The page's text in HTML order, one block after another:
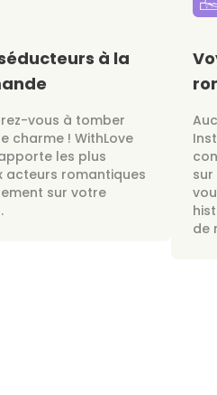
à la
vous à tomber
charme ! WithLove
les plus
acteurs romantiques
sur votre
sur
de